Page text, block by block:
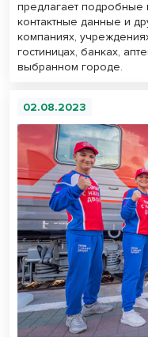
предлагает подробные
контактные данные и
компаниях,
гостиницах, банках,
выбранном городе.
02.08.2023